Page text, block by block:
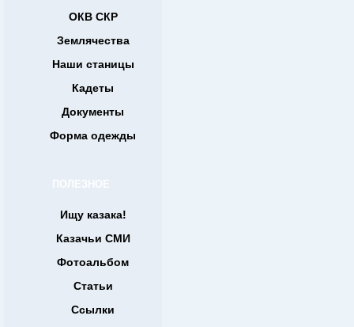
ОКВ СКР
Землячества
Наши станицы
Кадеты
Документы
Форма одежды
ПОЛЕЗНОЕ
Ищу казака!
Казачьи СМИ
Фотоальбом
Статьи
Ссылки